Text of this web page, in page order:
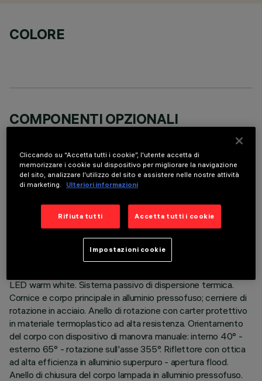
COLORE
COMPONENTI OPZIONALI
DATI TECNICI
ULTIMO AGGIORNAMENTO: 07/08/2026
LED warm white. Sistema passivo di dispersione termica.
Cornice e corpo principale in alluminio pressofuso; cerniere di
rotazione in acciaio. Anello di rotazione con carter protettivo
in materiale termoplastico ad alta resistenza. Orientamento
del corpo con dispositivo di manovra manuale: interno 40° -
esterno 65° - rotazione sull'asse 355°. Riflettore con ottica
ad alta efficienza in alluminio superpuro - apertura flood.
Anello di chiusura del corpo lampada in alluminio pressofuso.
Cliccando su “Accetta tutti i cookie”, l'utente accetta di
memorizzare i cookie sul dispositivo per migliorare la navigazione
del sito, analizzare l'utilizzo del sito e assistere nelle nostre attività
di marketing.
Ulteriori informazioni
Rifiuta tutti Accetta tutti i cookie
Impostazioni cookie